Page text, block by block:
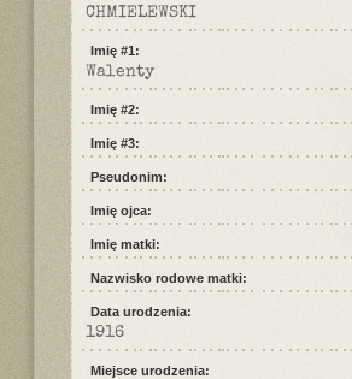
CHMIELEWSKI
Imię #1:
Walenty
Imię #2:
Imię #3:
Pseudonim:
Imię ojca:
Imię matki:
Nazwisko rodowe matki:
Data urodzenia:
1916
Miejsce urodzenia: